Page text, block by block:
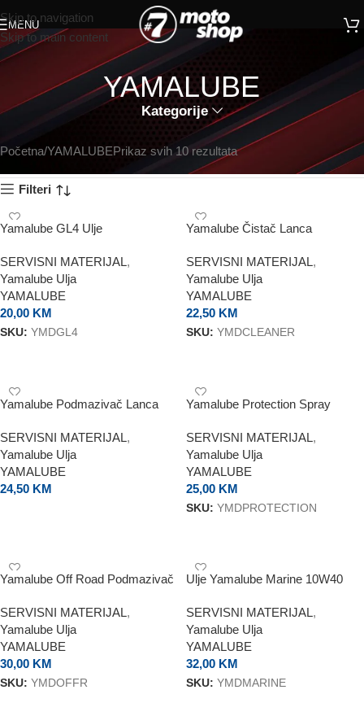
Skip to navigation
Skip to main content
MENU
YAMALUBE
Kategorije
Početna YAMALUBEPrikaz svih 10 rezultata
Filteri
Yamalube GL4 Ulje
SERVISNI MATERIJAL,
Yamalube Ulja
YAMALUBE
20,00 KM
SKU: YMDGL4
Yamalube Čistač Lanca
SERVISNI MATERIJAL,
Yamalube Ulja
YAMALUBE
22,50 KM
SKU: YMDCLEANER
Yamalube Podmazivač Lanca
SERVISNI MATERIJAL,
Yamalube Ulja
YAMALUBE
24,50 KM
Yamalube Protection Spray
SERVISNI MATERIJAL,
Yamalube Ulja
YAMALUBE
25,00 KM
SKU: YMDPROTECTION
Yamalube Off Road Podmazivač
SERVISNI MATERIJAL,
Yamalube Ulja
YAMALUBE
30,00 KM
SKU: YMDOFFR
Ulje Yamalube Marine 10W40
SERVISNI MATERIJAL,
Yamalube Ulja
YAMALUBE
32,00 KM
SKU: YMDMARINE